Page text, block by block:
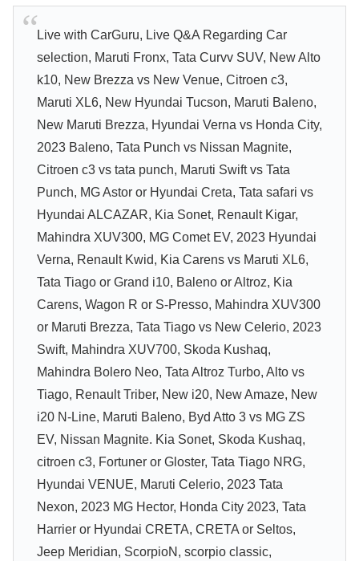
Live with CarGuru, Live Q&A Regarding Car
selection, Maruti Fronx, Tata Curvv SUV, New Alto
k10, New Brezza vs New Venue, Citroen c3,
Maruti XL6, New Hyundai Tucson, Maruti Baleno,
New Maruti Brezza, Hyundai Verna vs Honda City,
2023 Baleno, Tata Punch vs Nissan Magnite,
Citroen c3 vs tata punch, Maruti Swift vs Tata
Punch, MG Astor or Hyundai Creta, Tata safari vs
Hyundai ALCAZAR, Kia Sonet, Renault Kigar,
Mahindra XUV300, MG Comet EV, 2023 Hyundai
Verna, Renault Kwid, Kia Carens vs Maruti XL6,
Tata Tiago or Grand i10, Baleno or Altroz, Kia
Carens, Wagon R or S-Presso, Mahindra XUV300
or Maruti Brezza, Tata Tiago vs New Celerio, 2023
Swift, Mahindra XUV700, Skoda Kushaq,
Mahindra Bolero Neo, Tata Altroz Turbo, Alto vs
Tiago, Renault Triber, New i20, New Amaze, New
i20 N-Line, Maruti Baleno, Byd Atto 3 vs MG ZS
EV, Nissan Magnite. Kia Sonet, Skoda Kushaq,
citroen c3, Fortuner or Gloster, Tata Tiago NRG,
Hyundai VENUE, Maruti Celerio, 2023 Tata
Nexon, 2023 MG Hector, Honda City 2023, Tata
Harrier or Hyundai CRETA, CRETA or Seltos,
Jeep Meridian, ScorpioN, scorpio classic,